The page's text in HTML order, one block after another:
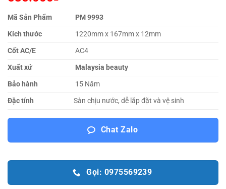
Mã Sản Phẩm
PM 9993
Kích thước
1220mm x 167mm x 12mm
Cốt AC/E
AC4
Xuất xứ
Malaysia beauty
Bảo hành
15 Năm
Đặc tính
Sàn chịu nước, dễ lắp đặt và vệ sinh
Chat Zalo
Gọi: 0975569239